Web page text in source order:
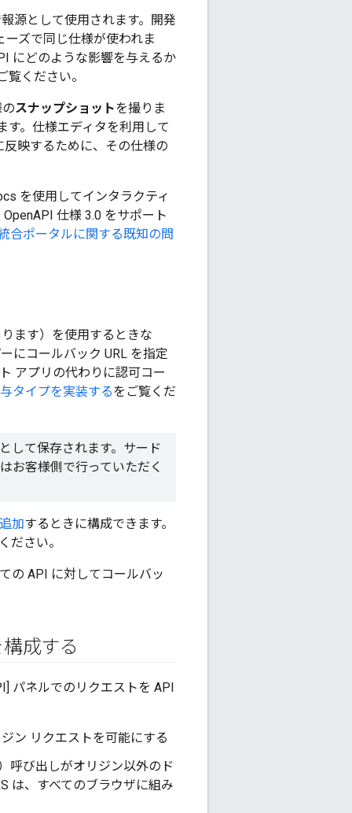
源として使用されます。開発
ズで同じ仕様が使われま
にどのような影響を与えるか
覧ください。
スナップショットを撮りま
。仕様エディタを利用して
映するために、その仕様の
を使用してインタラクティ
仕様 3.0 をサポート
合ポータルに関する既知の問
ます）を使用するときな
にコールバック URL を指定
アプリの代わりに認可コー
タイプを実装するをご覧くだ
して保存されます。サード
お客様側で行っていただく
加するときに構成できます。
ださい。
の API に対してコールバッ
成する
パネルでのリクエストを API
ン リクエストを可能にする
呼び出しがオリジン以外のド
は、すべてのブラウザに組み